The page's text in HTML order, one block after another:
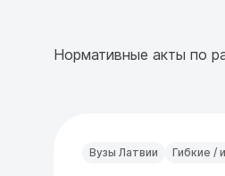
Нормативные акты по
Вузы Латвии Гибкие /